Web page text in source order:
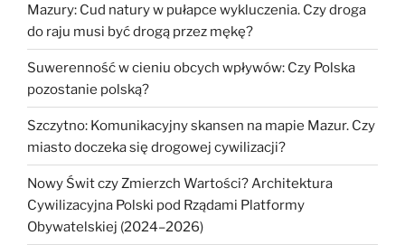
Mazury: Cud natury w pułapce wykluczenia. Czy droga
do raju musi być drogą przez mękę?
Suwerenność w cieniu obcych wpływów: Czy Polska
pozostanie polską?
Szczytno: Komunikacyjny skansen na mapie Mazur. Czy
miasto doczeka się drogowej cywilizacji?
Nowy Świt czy Zmierzch Wartości? Architektura
Cywilizacyjna Polski pod Rządami Platformy
Obywatelskiej (2024–2026)